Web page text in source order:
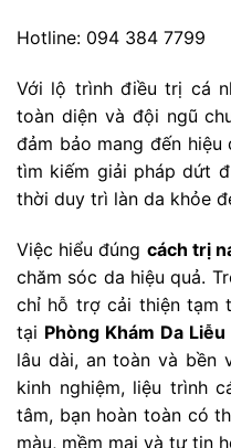
Hotline: 094 384 7799
Với lộ trình điều trị cá
toàn diện và đội ngũ
đảm bảo mang đến
tìm kiếm giải pháp dứt
thời duy trì làn da khỏe
Việc hiểu đúng cách trị
chăm sóc da hiệu quả.
chỉ hỗ trợ cải thiện tạm
tại Phòng Khám Da
lâu dài, an toàn và bền
kinh nghiệm, liệu trình
tâm, bạn hoàn toàn có
màu, mềm mại và tự tin